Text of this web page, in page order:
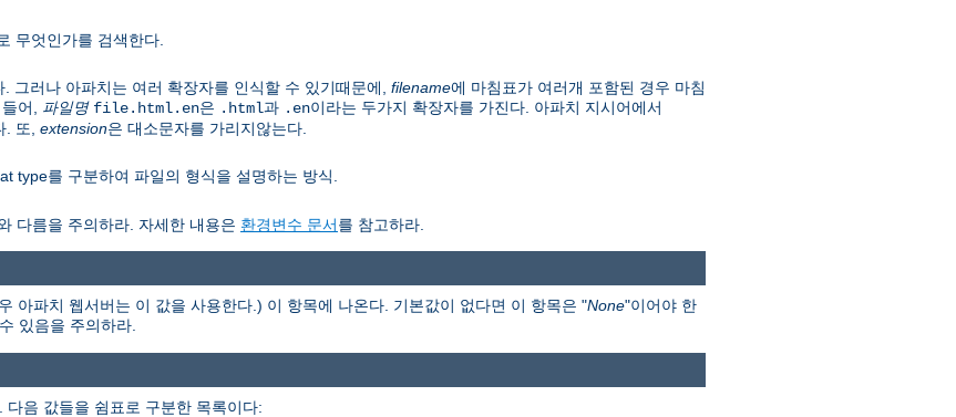
무엇인가를 검색한다.
그러나 아파치는 여러 확장자를 인식할 수 있기때문에, filename에 마침표가 여러개 포함된 경우 마침
어, 파일명 file.html.en은 .html과 .en이라는 두가지 확장자를 가진다. 아파치 지시어에서
또, extension은 대소문자를 가리지않는다.
type를 구분하여 파일의 형식을 설명하는 방식.
다름을 주의하라. 자세한 내용은 환경변수 문서를 참고하라.
아파치 웹서버는 이 값을 사용한다.) 이 항목에 나온다. 기본값이 없다면 이 항목은 "None"이어야 한
있음을 주의하라.
음 값들을 쉼표로 구분한 목록이다: